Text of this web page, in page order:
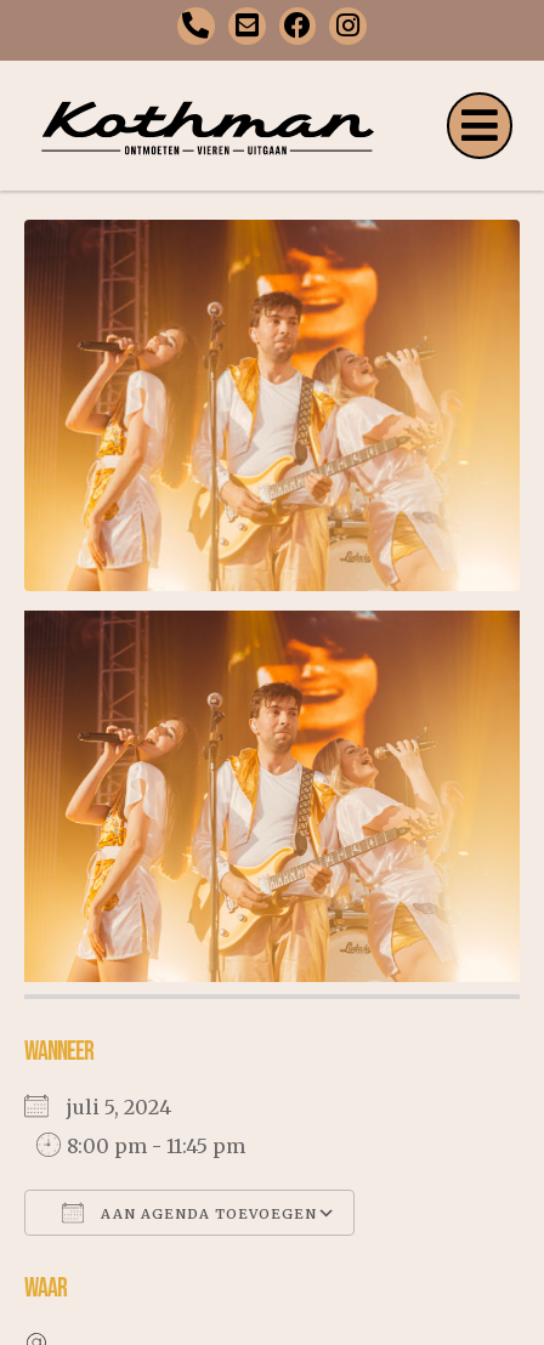
WANNEER
juli 5, 2024
8:00 pm - 11:45 pm
AAN AGENDA TOEVOEGEN
WAAR